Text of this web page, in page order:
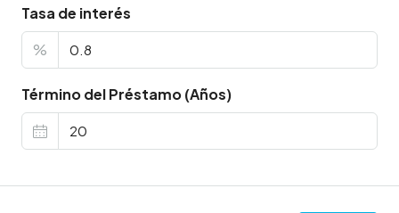
Tasa de interés
%
Término del Préstamo (Años)